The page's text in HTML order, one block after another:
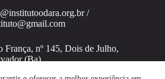
/
França, nº 145, Dois de Julho,
(Ba).